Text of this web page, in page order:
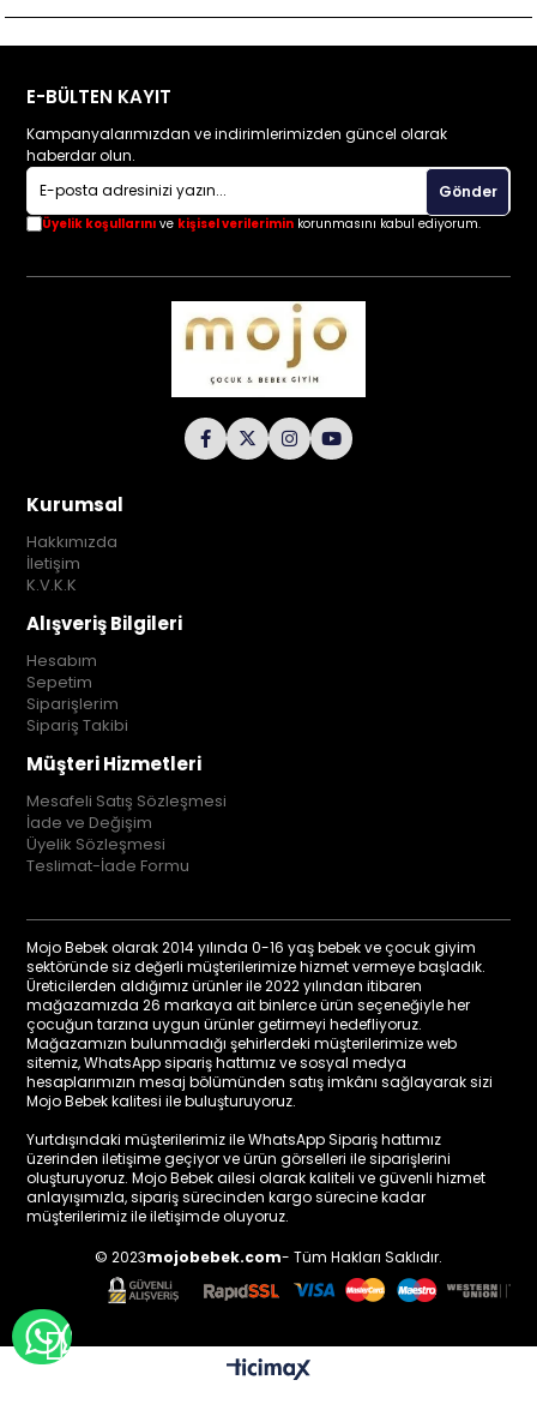
E-BÜLTEN KAYIT
Kampanyalarımızdan ve indirimlerimizden güncel olarak
haberdar olun.
Gönder
Üyelik koşullarını ve kişisel verilerimin korunmasını kabul ediyorum.
Kurumsal
Hakkımızda
İletişim
K.V.K.K
Alışveriş Bilgileri
Hesabım
Sepetim
Siparişlerim
Sipariş Takibi
Müşteri Hizmetleri
Mesafeli Satış Sözleşmesi
İade ve Değişim
Üyelik Sözleşmesi
Teslimat-İade Formu
Mojo Bebek olarak 2014 yılında 0-16 yaş bebek ve çocuk giyim
sektöründe siz değerli müşterilerimize hizmet vermeye başladık.
Üreticilerden aldığımız ürünler ile 2022 yılından itibaren
mağazamızda 26 markaya ait binlerce ürün seçeneğiyle her
çocuğun tarzına uygun ürünler getirmeyi hedefliyoruz.
Mağazamızın bulunmadığı şehirlerdeki müşterilerimize web
sitemiz, WhatsApp sipariş hattımız ve sosyal medya
hesaplarımızın mesaj bölümünden satış imkânı sağlayarak sizi
Mojo Bebek kalitesi ile buluşturuyoruz.
Yurtdışındaki müşterilerimiz ile WhatsApp Sipariş hattımız
üzerinden iletişime geçiyor ve ürün görselleri ile siparişlerini
oluşturuyoruz. Mojo Bebek ailesi olarak kaliteli ve güvenli hizmet
anlayışımızla, sipariş sürecinden kargo sürecine kadar
müşterilerimiz ile iletişimde oluyoruz.
© 2023mojobebek.com- Tüm Hakları Saklıdır.